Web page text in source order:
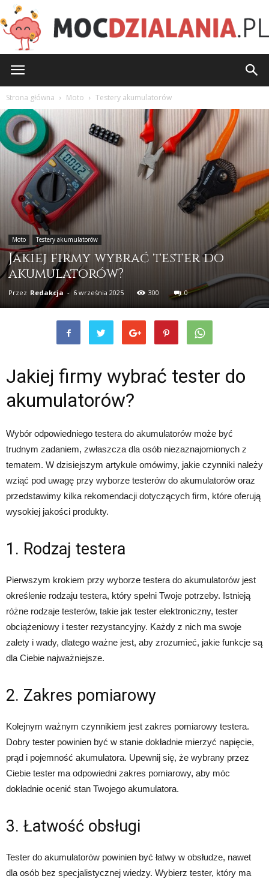
Strona główna Moto Testery akumulatorów
Moto Testery akumulatorów
Jakiej firmy wybrać tester do
akumulatorów?
Przez Redakcja - 6 września 2025 300 0
Jakiej firmy wybrać tester do
akumulatorów?
Wybór odpowiedniego testera do akumulatorów może być
trudnym zadaniem, zwłaszcza dla osób niezaznajomionych z
tematem. W dzisiejszym artykule omówimy, jakie czynniki należy
wziąć pod uwagę przy wyborze testerów do akumulatorów oraz
przedstawimy kilka rekomendacji dotyczących firm, które oferują
wysokiej jakości produkty.
1. Rodzaj testera
Pierwszym krokiem przy wyborze testera do akumulatorów jest
określenie rodzaju testera, który spełni Twoje potrzeby. Istnieją
różne rodzaje testerów, takie jak tester elektroniczny, tester
obciążeniowy i tester rezystancyjny. Każdy z nich ma swoje
zalety i wady, dlatego ważne jest, aby zrozumieć, jakie funkcje są
dla Ciebie najważniejsze.
2. Zakres pomiarowy
Kolejnym ważnym czynnikiem jest zakres pomiarowy testera.
Dobry tester powinien być w stanie dokładnie mierzyć napięcie,
prąd i pojemność akumulatora. Upewnij się, że wybrany przez
Ciebie tester ma odpowiedni zakres pomiarowy, aby móc
dokładnie ocenić stan Twojego akumulatora.
3. Łatwość obsługi
Tester do akumulatorów powinien być łatwy w obsłudze, nawet
dla osób bez specjalistycznej wiedzy. Wybierz tester, który ma